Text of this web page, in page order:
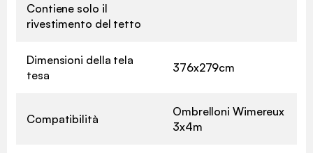
Contiene solo il
rivestimento del tetto
Dimensioni della tela
tesa
376x279cm
Compatibilità
Ombrelloni Wimereux
3x4m